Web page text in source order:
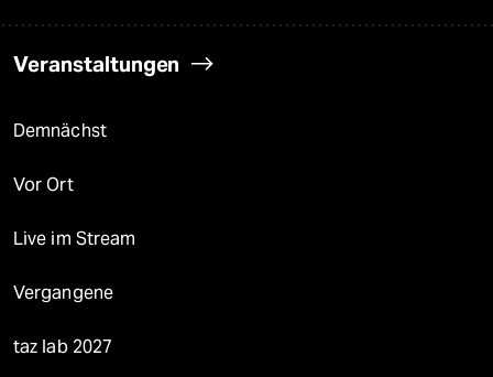
Veranstaltungen
Demnächst
Vor Ort
Live im Stream
Vergangene
taz lab 2027